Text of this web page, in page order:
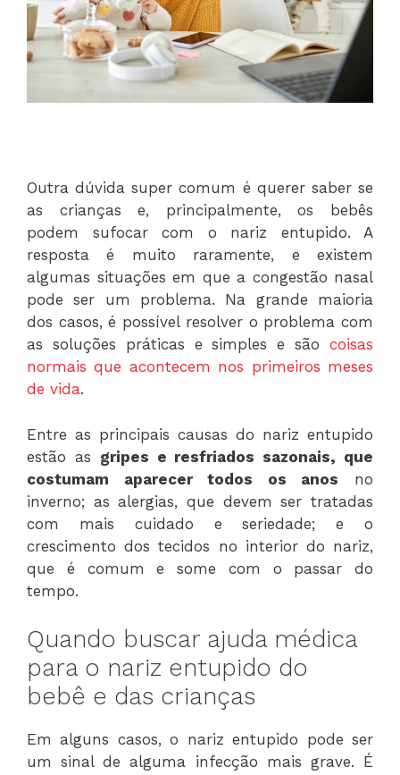
Outra dúvida super comum é querer saber se
as crianças e, principalmente, os bebês
podem sufocar com o nariz entupido. A
resposta é muito raramente, e existem
algumas situações em que a congestão nasal
pode ser um problema. Na grande maioria
dos casos, é possível resolver o problema com
as soluções práticas e simples e são coisas
normais que acontecem nos primeiros meses
de vida.
Entre as principais causas do nariz entupido
estão as gripes e resfriados sazonais, que
costumam aparecer todos os anos no
inverno; as alergias, que devem ser tratadas
com mais cuidado e seriedade; e o
crescimento dos tecidos no interior do nariz,
que é comum e some com o passar do
tempo.
Quando buscar ajuda médica
para o nariz entupido do
bebê e das crianças
Em alguns casos, o nariz entupido pode ser
um sinal de alguma infecção mais grave. É